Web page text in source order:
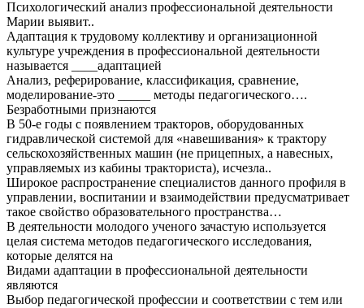
Психологический анализ профессиональной деятельности
Марии выявит..
Адаптация к трудовому коллективу и организационной
культуре учреждения в профессиональной деятельности
называется ____адаптацией
Анализ, реферирование, классификация, сравнение,
моделирование-это _____ методы педагогического….
Безработными признаются
В 50-е годы с появлением тракторов, оборудованных
гидравлической системой для «навешивания» к трактору
сельскохозяйственных машин (не прицепных, а навесных,
управляемых из кабины тракториста), исчезла..
Широкое распространение специалистов данного профиля в
управлении, воспитании и взаимодействии предусматривает
такое свойство образовательного пространства…
В деятельности молодого ученого зачастую используется
целая система методов педагогического исследования,
которые делятся на
Видами адаптации в профессиональной деятельности
являются
Выбор педагогической профессии и соответствии с тем или